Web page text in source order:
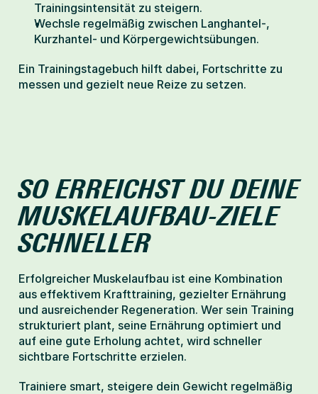
Trainingsintensität zu steigern.
Wechsle regelmäßig zwischen Langhantel-,
Kurzhantel- und Körpergewichtsübungen.
Ein Trainingstagebuch hilft dabei, Fortschritte zu
messen und gezielt neue Reize zu setzen.
SO ERREICHST DU DEINE
MUSKELAUFBAU-ZIELE
SCHNELLER
Erfolgreicher Muskelaufbau ist eine Kombination
aus effektivem Krafttraining, gezielter Ernährung
und ausreichender Regeneration. Wer sein Training
strukturiert plant, seine Ernährung optimiert und
auf eine gute Erholung achtet, wird schneller
sichtbare Fortschritte erzielen.
Trainiere smart, steigere dein Gewicht regelmäßig